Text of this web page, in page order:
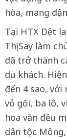
hòa, mang
Tại HTX Dệt
Thị Say làm
đã trở thành
du khách.
đến 4 sao,
vỏ gối, ba lô,
hoa văn đều
dân tộc